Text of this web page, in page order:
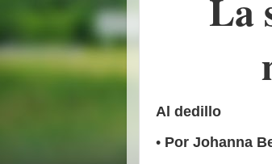
Al dedillo
• Por Johanna